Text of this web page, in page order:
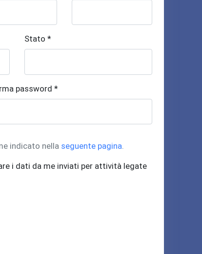
Stato *
password *
indicato nella seguente pagina.
i dati da me inviati per attività legate